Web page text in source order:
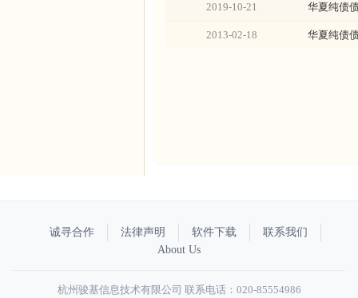
2019-10-21 华夏纯债
2013-02-18 华夏纯债
诚寻合作 法律声明 软件下载
联系我们
About Us
杭州骏基信息技术有限公司 联系电话：020-85554986